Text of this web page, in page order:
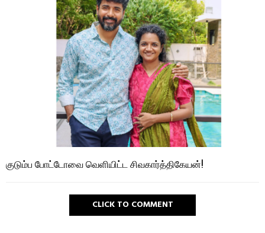
குடும்ப போட்டோவை வெளியிட்ட சிவகார்த்திகேயன்!
CLICK TO COMMENT